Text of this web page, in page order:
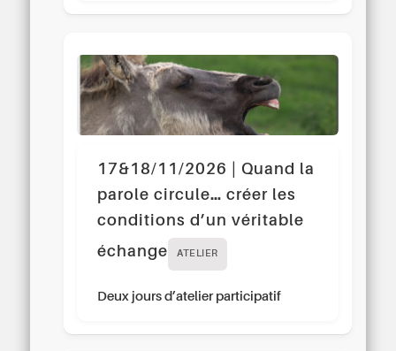
17&18/11/2026 | Quand la
parole circule… créer les
conditions d’un véritable
échange
ATELIER
Deux jours d’atelier participatif